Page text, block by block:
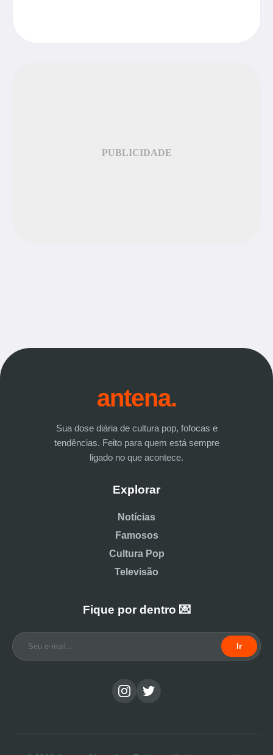
PUBLICIDADE
antena.
Sua dose diária de cultura pop, fofocas e
tendências. Feito para quem está sempre
ligado no que acontece.
Explorar
Notícias
Famosos
Cultura Pop
Televisão
Fique por dentro 💌
Ir